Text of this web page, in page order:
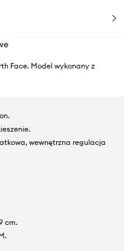
Face. Model wykonany z
wewnętrzna regulacja
cm.